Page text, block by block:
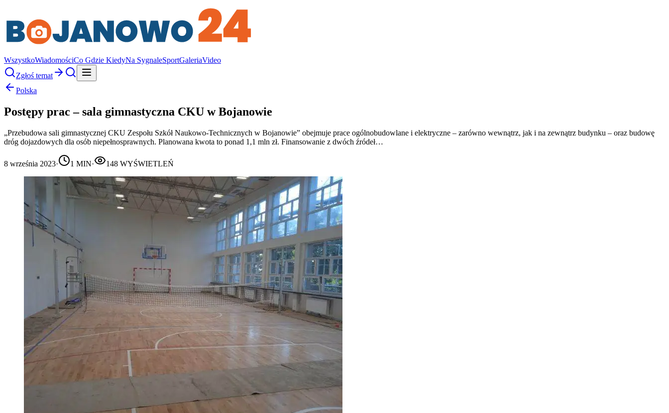
WszystkoWiadomościCo Gdzie KiedyNa SygnaleSportGaleriaVideo
Zgłoś temat
Polska
Postępy prac – sala gimnastyczna CKU w Bojanowie
„Przebudowa sali gimnastycznej CKU Zespołu Szkół Naukowo-Technicznych w Bojanowie” obejmuje prace ogólnobudowlane i elektryczne – zarówno wewnątrz, jak i na zewnątrz budynku – oraz budowę
dróg dojazdowych dla osób niepełnosprawnych. Planowana kwota to ponad 1,1 mln zł. Finansowanie z dwóch źródeł…
8 września 2023· 1 MIN· 148 WYŚWIETLEŃ